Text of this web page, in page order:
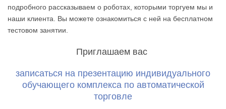
подробного рассказываем о роботах, которыми торгуем мы и
наши клиента. Вы можете ознакомиться с ней на бесплатном
тестовом занятии.
Приглашаем вас
записаться на презентацию индивидуального
обучающего комплекса по автоматической
торговле